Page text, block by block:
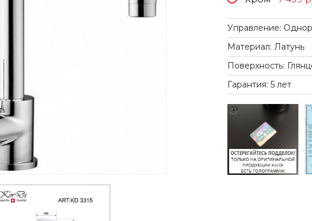
Управление:
Материал: Латунь
Поверхность:
Гарантия: 5 лет